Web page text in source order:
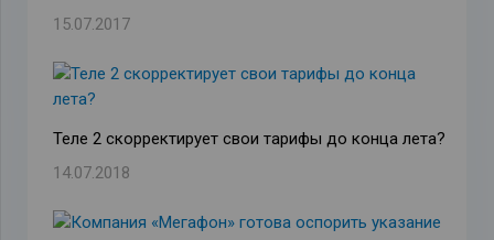
15.07.2017
Теле 2 скорректирует свои тарифы до конца лета?
14.07.2018